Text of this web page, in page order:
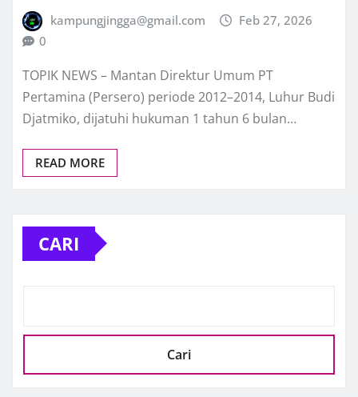
kampungjingga@gmail.com
Feb 27, 2026
0
TOPIK NEWS – Mantan Direktur Umum PT
Pertamina (Persero) periode 2012–2014, Luhur Budi
Djatmiko, dijatuhi hukuman 1 tahun 6 bulan…
READ MORE
CARI
Cari